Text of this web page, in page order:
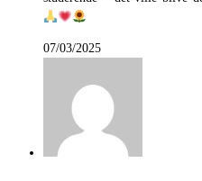
07/03/2025